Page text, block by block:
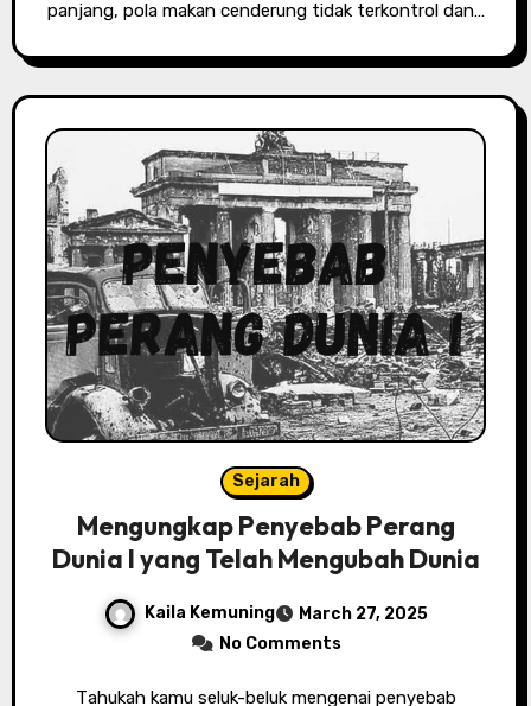
panjang, pola makan cenderung tidak terkontrol dan…
Sejarah
Mengungkap Penyebab Perang
Dunia I yang Telah Mengubah Dunia
Kaila Kemuning
March 27, 2025
No Comments
Tаhukаh kamu ѕеluk-bеluk mеngеnаі реnуеbаb